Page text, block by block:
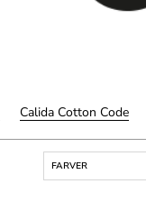
Calida Cotton Code
FARVER